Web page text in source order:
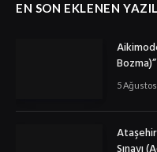
EN SON EKLENEN
5